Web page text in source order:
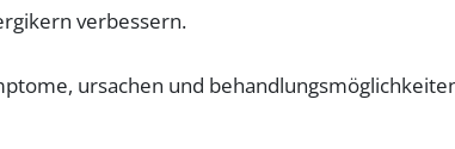
verbessern.